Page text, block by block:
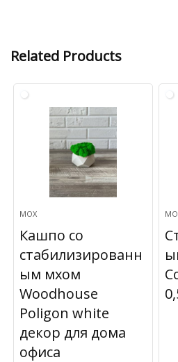
Related Products
МОХ
Кашпо со
стабилизированн
ым мхом
Woodhouse
Poligon white
декор для дома
офиса